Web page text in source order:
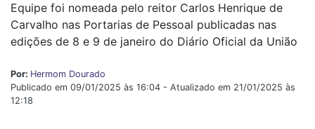
Equipe foi nomeada pelo reitor Carlos Henrique de
Carvalho nas Portarias de Pessoal publicadas nas
edições de 8 e 9 de janeiro do Diário Oficial da União
Por: Hermom Dourado
Publicado em 09/01/2025 às 16:04 - Atualizado em 21/01/2025 às
12:18